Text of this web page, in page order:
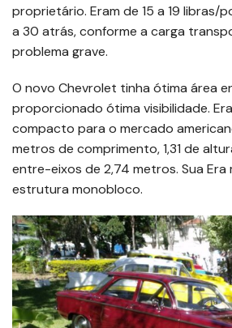
proprietário. Eram de 15 a 19 libras/
a 30 atrás, conforme a carga
problema grave.
O novo Chevrolet tinha ótima área
proporcionado ótima visibilidade.
compacto para o mercado
metros de comprimento, 1,31 de
entre-eixos de 2,74 metros. Sua Era
estrutura monobloco.